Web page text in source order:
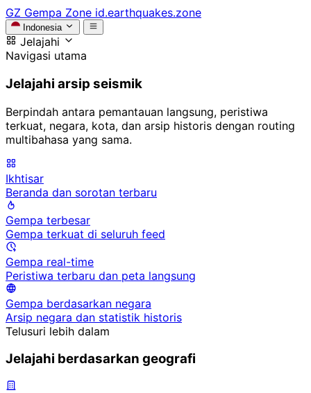
GZ Gempa Zone id.earthquakes.zone
Indonesia
Jelajahi
Navigasi utama
Jelajahi arsip seismik
Berpindah antara pemantauan langsung, peristiwa
terkuat, negara, kota, dan arsip historis dengan routing
multibahasa yang sama.
Ikhtisar
Beranda dan sorotan terbaru
Gempa terbesar
Gempa terkuat di seluruh feed
Gempa real-time
Peristiwa terbaru dan peta langsung
Gempa berdasarkan negara
Arsip negara dan statistik historis
Telusuri lebih dalam
Jelajahi berdasarkan geografi